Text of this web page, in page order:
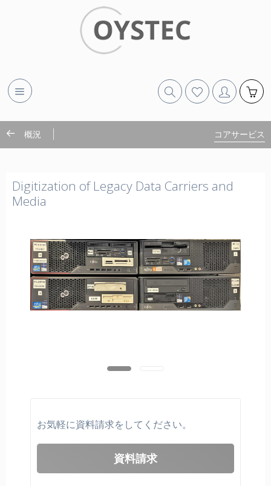
概況 コアサービス
Digitization of Legacy Data Carriers and
Media
お気軽に資料請求をしてください。
資料請求